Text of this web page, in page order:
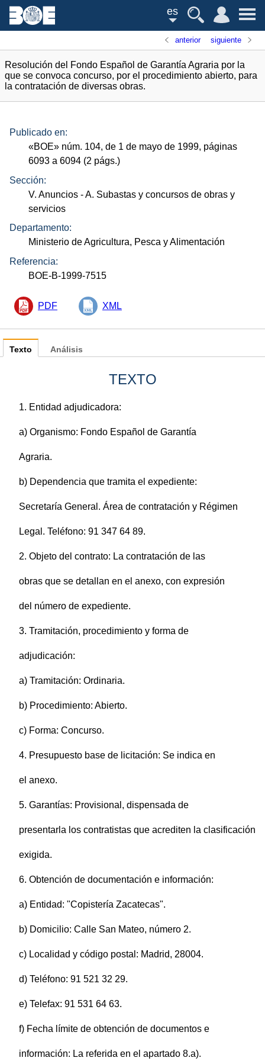
es
anterior siguiente
Resolución del Fondo Español de Garantía Agraria por la
que se convoca concurso, por el procedimiento abierto, para
la contratación de diversas obras.
Publicado en:
«BOE» núm. 104, de 1 de mayo de 1999, páginas
6093 a 6094 (2 págs.)
Sección:
V. Anuncios - A. Subastas y concursos de obras y
servicios
Departamento:
Ministerio de Agricultura, Pesca y Alimentación
Referencia:
BOE-B-1999-7515
PDF XML
Texto
TEXTO
1. Entidad adjudicadora:
a) Organismo: Fondo Español de Garantía
Agraria.
b) Dependencia que tramita el expediente:
Secretaría General. Área de contratación y Régimen
Legal. Teléfono: 91 347 64 89.
2. Objeto del contrato: La contratación de las
obras que se detallan en el anexo, con expresión
del número de expediente.
3. Tramitación, procedimiento y forma de
adjudicación:
a) Tramitación: Ordinaria.
b) Procedimiento: Abierto.
c) Forma: Concurso.
4. Presupuesto base de licitación: Se indica en
el anexo.
5. Garantías: Provisional, dispensada de
presentarla los contratistas que acrediten la clasificación
exigida.
6. Obtención de documentación e información:
a) Entidad: "Copistería Zacatecas".
b) Domicilio: Calle San Mateo, número 2.
c) Localidad y código postal: Madrid, 28004.
d) Teléfono: 91 521 32 29.
e) Telefax: 91 531 64 63.
f) Fecha límite de obtención de documentos e
información: La referida en el apartado 8.a).
Análisis